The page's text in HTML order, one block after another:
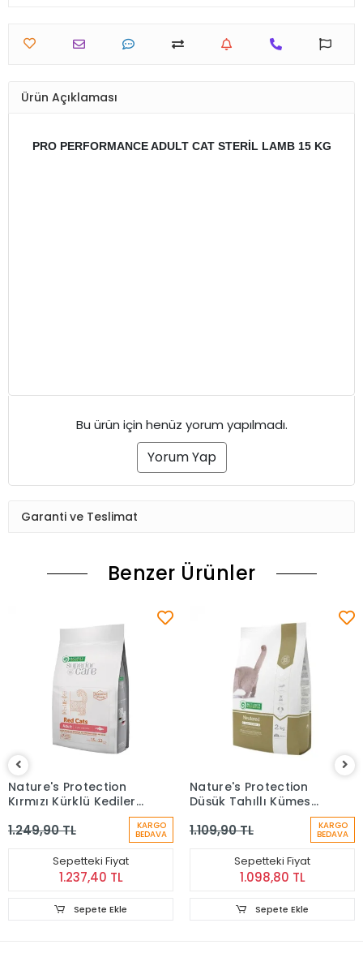
Ürün Açıklaması
PRO PERFORMANCE ADULT CAT STERİL LAMB 15 KG
Bu ürün için henüz yorum yapılmadı.
Yorum Yap
Garanti ve Teslimat
Benzer Ürünler
Nature's Protection
Kırmızı Kürklü Kediler
Yetişkin Kedi Maması
1.249,90 TL KARGO
BEDAVA
Sepetteki Fiyat
1.237,40 TL
Sepete Ekle
Nature's Protection
Düşük Tahıllı Kümes
Kısırlaştırılmış Kedi
1.109,90 TL KARGO
BEDAVA
Sepetteki Fiyat
1.098,80 TL
Sepete Ekle